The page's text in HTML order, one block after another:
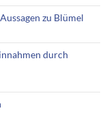
zu Blümel
durch